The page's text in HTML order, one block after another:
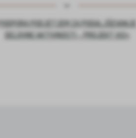
PODPORA PODJETJEM ZA PODALJŠEVANJE
DELOVNE AKTIVNOSTI – PROJEKT ASI+